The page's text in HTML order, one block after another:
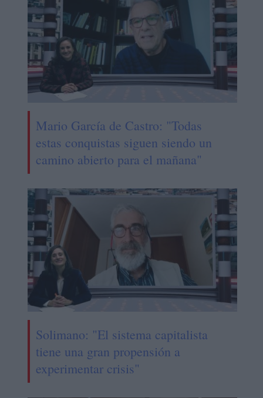
Mario García de Castro: "Todas
estas conquistas siguen siendo un
camino abierto para el mañana"
Solimano: "El sistema capitalista
tiene una gran propensión a
experimentar crisis"